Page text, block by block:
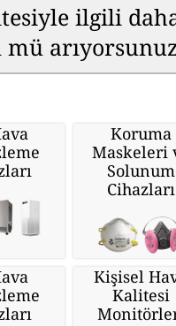
ilgili
Koruma
Maskeleri
Solunum
Cihazları
Kişisel
Kalitesi